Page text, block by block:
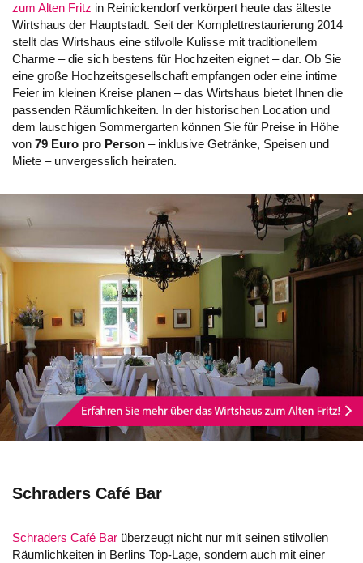
zum Alten Fritz in Reinickendorf verkörpert heute das älteste
Wirtshaus der Hauptstadt. Seit der Komplettrestaurierung 2014
stellt das Wirtshaus eine stilvolle Kulisse mit traditionellem
Charme – die sich bestens für Hochzeiten eignet – dar. Ob Sie
eine große Hochzeitsgesellschaft empfangen oder eine intime
Feier im kleinen Kreise planen – das Wirtshaus bietet Ihnen die
passenden Räumlichkeiten. In der historischen Location und
dem lauschigen Sommergarten können Sie für Preise in Höhe
von 79 Euro pro Person – inklusive Getränke, Speisen und
Miete – unvergesslich heiraten.
Schraders Café Bar
Schraders Café Bar überzeugt nicht nur mit seinen stilvollen
Räumlichkeiten in Berlins Top-Lage, sondern auch mit einer